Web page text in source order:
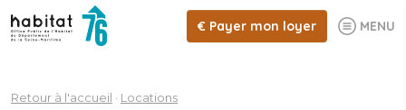
€ Payer mon loyer MENU
Retour à l'accueil · Locations